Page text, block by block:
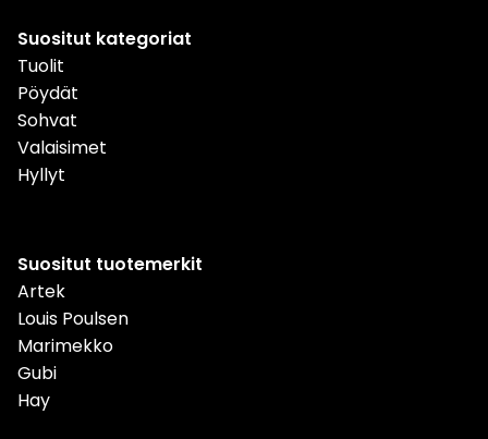
Suositut kategoriat
Tuolit
Pöydät
Sohvat
Valaisimet
Hyllyt
Suositut tuotemerkit
Artek
Louis Poulsen
Marimekko
Gubi
Hay